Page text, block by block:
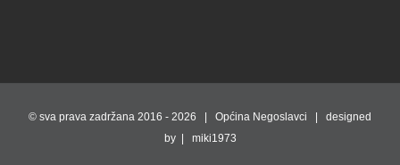
© sva prava zadržana 2016 - 2026 | Općina Negoslavci | designed
by | miki1973